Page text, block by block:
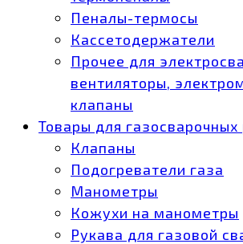
Пеналы-термосы
Кассетодержатели
Прочее для
вентиляторы,
клапаны
Товары для газосварочных
Клапаны
Подогреватели газа
Манометры
Кожухи на манометры
Рукава для газовой